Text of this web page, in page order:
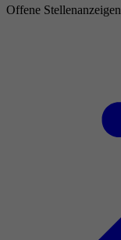
Offene Stellenanzeigen